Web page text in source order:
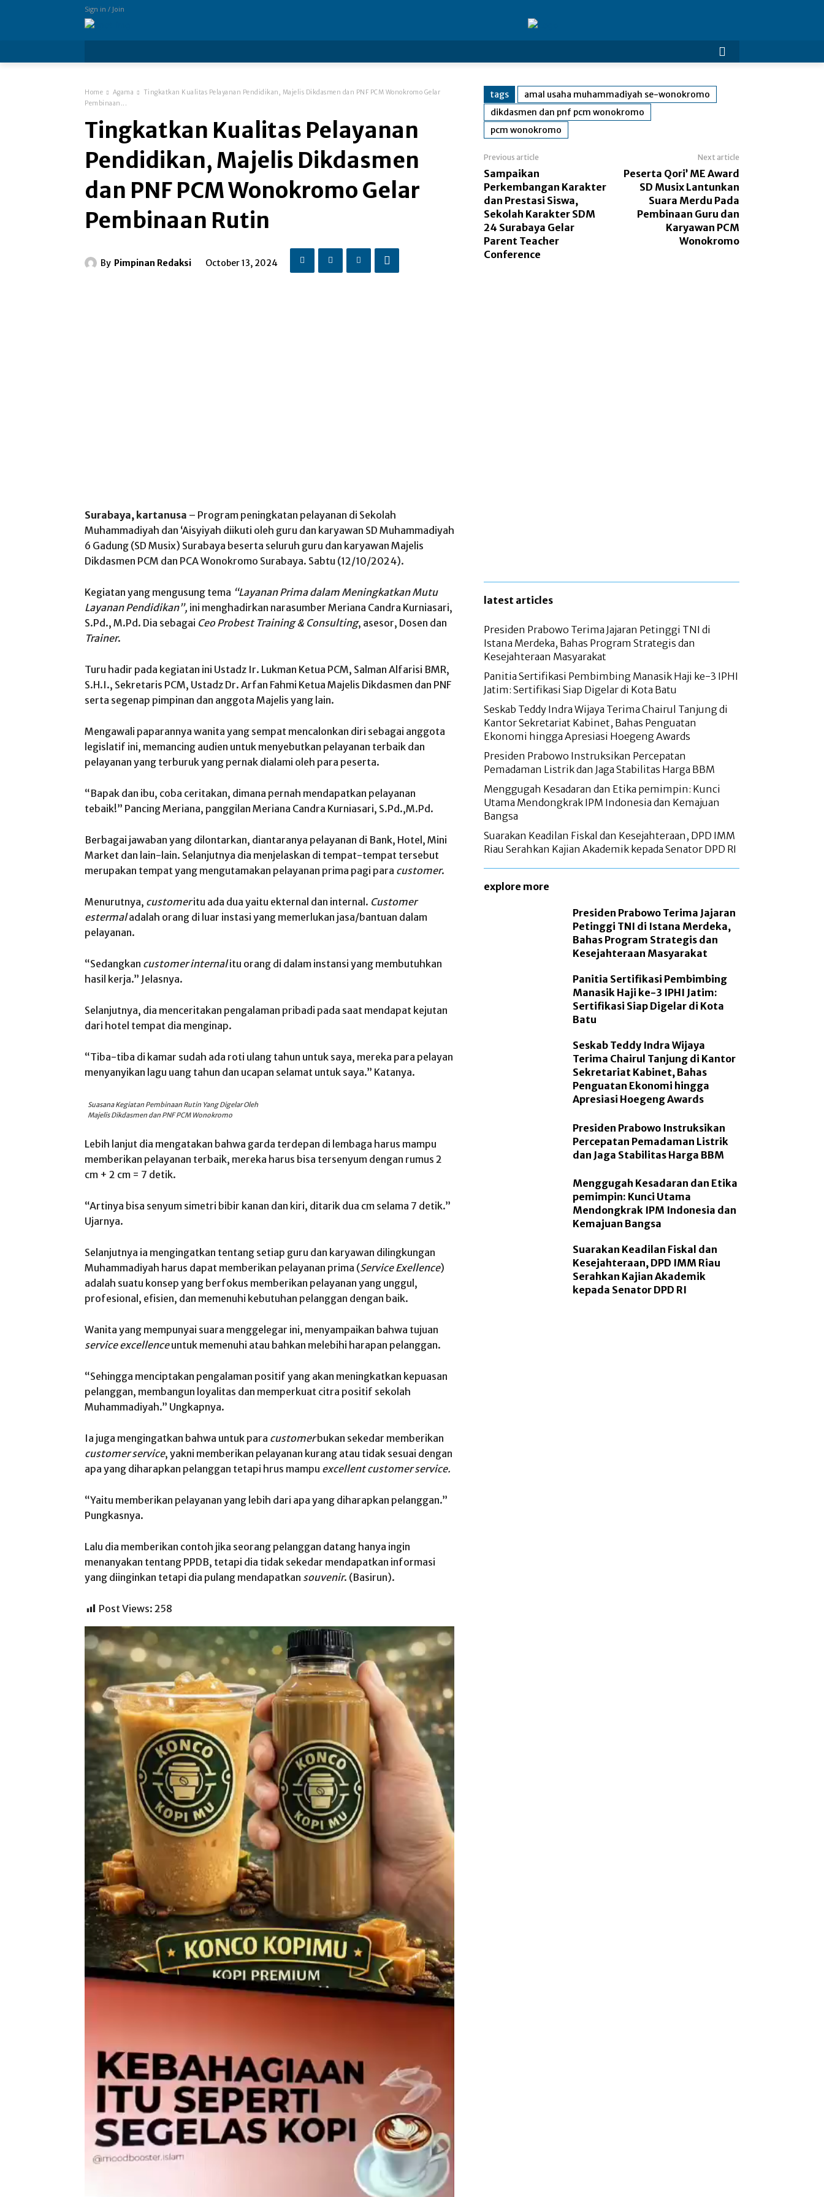
Sign in / Join
Home Agama
Tingkatkan Kualitas Pelayanan Pendidikan, Majelis Dikdasmen dan PNF PCM Wonokromo Gelar
Pembinaan...
Tingkatkan Kualitas Pelayanan
Pendidikan, Majelis Dikdasmen
dan PNF PCM Wonokromo Gelar
Pembinaan Rutin
By Pimpinan Redaksi October 13, 2024
Surabaya, kartanusa – Program peningkatan pelayanan di Sekolah
Muhammadiyah dan ‘Aisyiyah diikuti oleh guru dan karyawan SD Muhammadiyah
6 Gadung (SD Musix) Surabaya beserta seluruh guru dan karyawan Majelis
Dikdasmen PCM dan PCA Wonokromo Surabaya. Sabtu (12/10/2024).
Kegiatan yang mengusung tema “Layanan Prima dalam Meningkatkan Mutu
Layanan Pendidikan”, ini menghadirkan narasumber Meriana Candra Kurniasari,
S.Pd., M.Pd. Dia sebagai Ceo Probest Training & Consulting, asesor, Dosen dan
Trainer.
Turu hadir pada kegiatan ini Ustadz Ir. Lukman Ketua PCM, Salman Alfarisi BMR,
S.H.I., Sekretaris PCM, Ustadz Dr. Arfan Fahmi Ketua Majelis Dikdasmen dan PNF
serta segenap pimpinan dan anggota Majelis yang lain.
Mengawali paparannya wanita yang sempat mencalonkan diri sebagai anggota
legislatif ini, memancing audien untuk menyebutkan pelayanan terbaik dan
pelayanan yang terburuk yang pernak dialami oleh para peserta.
“Bapak dan ibu, coba ceritakan, dimana pernah mendapatkan pelayanan
tebaik!” Pancing Meriana, panggilan Meriana Candra Kurniasari, S.Pd.,M.Pd.
Berbagai jawaban yang dilontarkan, diantaranya pelayanan di Bank, Hotel, Mini
Market dan lain-lain. Selanjutnya dia menjelaskan di tempat-tempat tersebut
merupakan tempat yang mengutamakan pelayanan prima pagi para customer.
Menurutnya, customeritu ada dua yaitu ekternal dan internal. Customer
estermaladalah orang di luar instasi yang memerlukan jasa/bantuan dalam
pelayanan.
“Sedangkan customer internalitu orang di dalam instansi yang membutuhkan
hasil kerja.” Jelasnya.
Selanjutnya, dia menceritakan pengalaman pribadi pada saat mendapat kejutan
dari hotel tempat dia menginap.
“Tiba-tiba di kamar sudah ada roti ulang tahun untuk saya, mereka para pelayan
menyanyikan lagu uang tahun dan ucapan selamat untuk saya.” Katanya.
Suasana Kegiatan Pembinaan Rutin Yang Digelar Oleh
Majelis Dikdasmen dan PNF PCM Wonokromo
Lebih lanjut dia mengatakan bahwa garda terdepan di lembaga harus mampu
memberikan pelayanan terbaik, mereka harus bisa tersenyum dengan rumus 2
cm + 2 cm = 7 detik.
“Artinya bisa senyum simetri bibir kanan dan kiri, ditarik dua cm selama 7 detik.”
Ujarnya.
Selanjutnya ia mengingatkan tentang setiap guru dan karyawan dilingkungan
Muhammadiyah harus dapat memberikan pelayanan prima (Service Exellence)
adalah suatu konsep yang berfokus memberikan pelayanan yang unggul,
profesional, efisien, dan memenuhi kebutuhan pelanggan dengan baik.
Wanita yang mempunyai suara menggelegar ini, menyampaikan bahwa tujuan
service excellenceuntuk memenuhi atau bahkan melebihi harapan pelanggan.
“Sehingga menciptakan pengalaman positif yang akan meningkatkan kepuasan
pelanggan, membangun loyalitas dan memperkuat citra positif sekolah
Muhammadiyah.” Ungkapnya.
Ia juga mengingatkan bahwa untuk para customerbukan sekedar memberikan
customer service, yakni memberikan pelayanan kurang atau tidak sesuai dengan
apa yang diharapkan pelanggan tetapi hrus mampu excellent customer service.
“Yaitu memberikan pelayanan yang lebih dari apa yang diharapkan pelanggan.”
Pungkasnya.
Lalu dia memberikan contoh jika seorang pelanggan datang hanya ingin
menanyakan tentang PPDB, tetapi dia tidak sekedar mendapatkan informasi
yang diinginkan tetapi dia pulang mendapatkan souvenir. (Basirun).
Post Views: 258
tags
amal usaha muhammadiyah se-wonokromo
dikdasmen dan pnf pcm wonokromo
pcm wonokromo
Previous article
Sampaikan
Perkembangan Karakter
dan Prestasi Siswa,
Sekolah Karakter SDM
24 Surabaya Gelar
Parent Teacher
Conference
Next article
Peserta Qori’ ME Award
SD Musix Lantunkan
Suara Merdu Pada
Pembinaan Guru dan
Karyawan PCM
Wonokromo
latest articles
Presiden Prabowo Terima Jajaran Petinggi TNI di
Istana Merdeka, Bahas Program Strategis dan
Kesejahteraan Masyarakat
Panitia Sertifikasi Pembimbing Manasik Haji ke-3 IPHI
Jatim: Sertifikasi Siap Digelar di Kota Batu
Seskab Teddy Indra Wijaya Terima Chairul Tanjung di
Kantor Sekretariat Kabinet, Bahas Penguatan
Ekonomi hingga Apresiasi Hoegeng Awards
Presiden Prabowo Instruksikan Percepatan
Pemadaman Listrik dan Jaga Stabilitas Harga BBM
Menggugah Kesadaran dan Etika pemimpin: Kunci
Utama Mendongkrak IPM Indonesia dan Kemajuan
Bangsa
Suarakan Keadilan Fiskal dan Kesejahteraan, DPD IMM
Riau Serahkan Kajian Akademik kepada Senator DPD RI
explore more
Presiden Prabowo Terima Jajaran
Petinggi TNI di Istana Merdeka,
Bahas Program Strategis dan
Kesejahteraan Masyarakat
Panitia Sertifikasi Pembimbing
Manasik Haji ke-3 IPHI Jatim:
Sertifikasi Siap Digelar di Kota
Batu
Seskab Teddy Indra Wijaya
Terima Chairul Tanjung di Kantor
Sekretariat Kabinet, Bahas
Penguatan Ekonomi hingga
Apresiasi Hoegeng Awards
Presiden Prabowo Instruksikan
Percepatan Pemadaman Listrik
dan Jaga Stabilitas Harga BBM
Menggugah Kesadaran dan Etika
pemimpin: Kunci Utama
Mendongkrak IPM Indonesia dan
Kemajuan Bangsa
Suarakan Keadilan Fiskal dan
Kesejahteraan, DPD IMM Riau
Serahkan Kajian Akademik
kepada Senator DPD RI